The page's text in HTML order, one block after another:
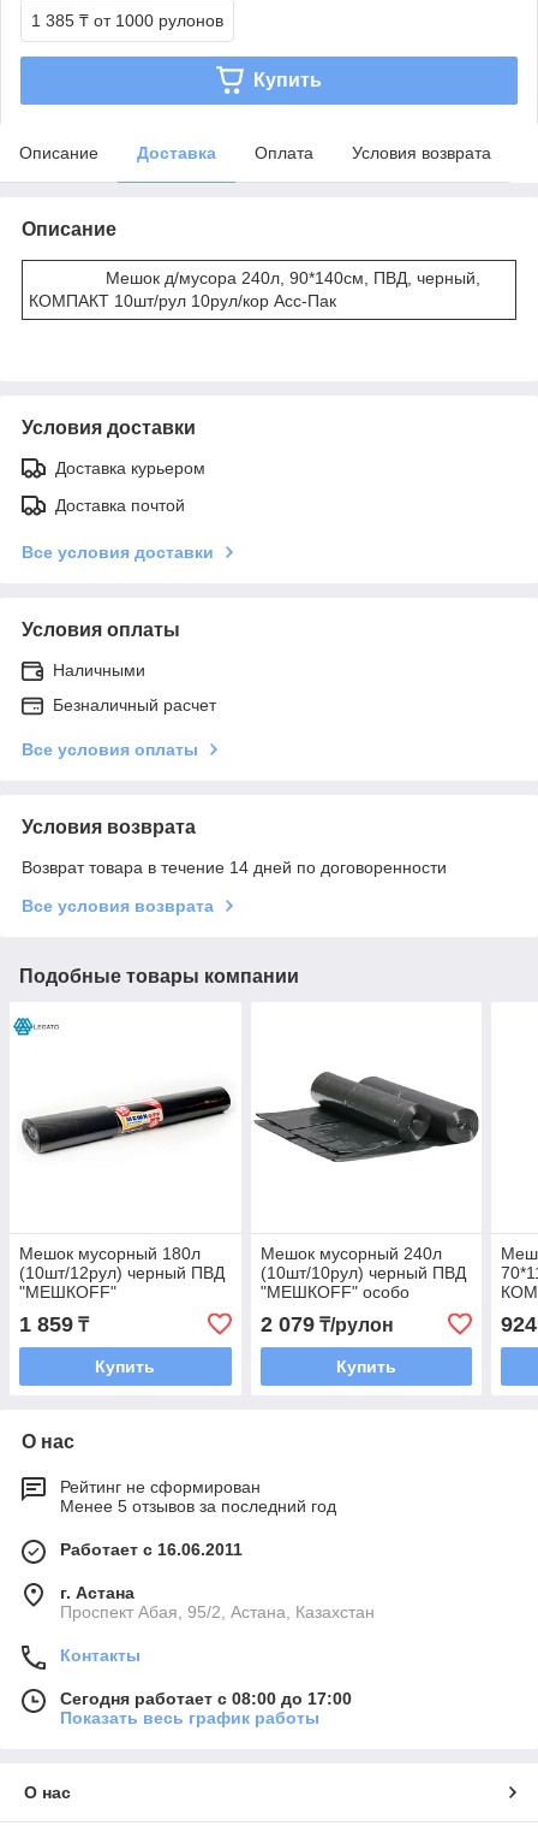
1 385 ₸ от 1000 рулонов
Купить
Описание Доставка Оплата Условия возврата
Описание
Мешок д/мусора 240л, 90*140см, ПВД, черный,
КОМПАКТ 10шт/рул 10рул/кор Асс-Пак
Условия доставки
Доставка курьером
Доставка почтой
Все условия доставки
Условия оплаты
Наличными
Безналичный расчет
Все условия оплаты
Условия возврата
Возврат товара в течение 14 дней по договоренности
Все условия возврата
Подобные товары компании
Мешок мусорный 180л
(10шт/12рул) черный ПВД
"МЕШКОFF"
особопрочный
1 859 ₸
Купить
Мешок мусорный 240л
(10шт/10рул) черный ПВД
"МЕШКОFF" особо
прочный
2 079₸/рулон
Купить
924
О нас
Рейтинг не сформирован
Менее 5 отзывов за последний год
Работает с 16.06.2011
г. Астана
​Проспект Абая, 95/2, Астана, Казахстан
Контакты
Сегодня работает с 08:00 до 17:00
Показать весь график работы
О нас